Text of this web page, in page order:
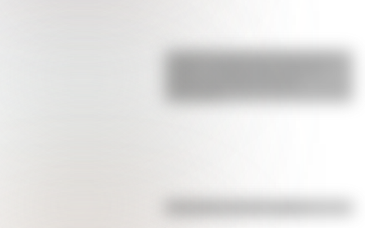
La gran hazaña del Cruce de los
continente